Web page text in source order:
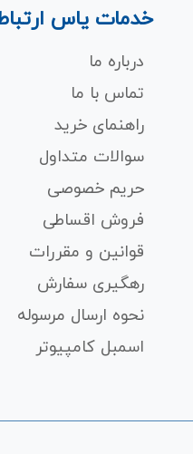
خدمات یاس
درباره ما
تماس با ما
راهنمای خرید
سوالات متداول
حریم خصوصی
فروش اقساطی
قوانین و مقررات
رهگیری سفارش
نحوه ارسال مرسوله
اسمبل کامپیوتر